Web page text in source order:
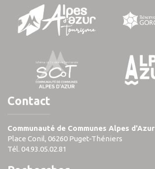
Contact
Communauté de Communes Alpes d'Azur
Place Conil, 06260 Puget-Théniers
Tél. 04.93.05.02.81